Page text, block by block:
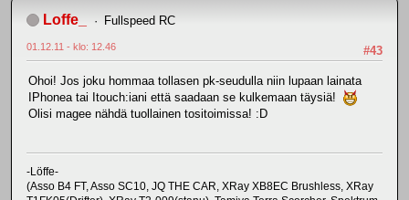
Loffe_ Fullspeed RC
#43
01.12.11 - klo: 12.46
Ohoi! Jos joku hommaa tollasen pk-seudulla niin lupaan lainata
IPhonea tai Itouch:iani että saadaan se kulkemaan täysiä!
Olisi magee nähdä tuollainen tositoimissa! :D
-Löffe-
(Asso B4 FT, Asso SC10, JQ THE CAR, XRay XB8EC Brushless, XRay